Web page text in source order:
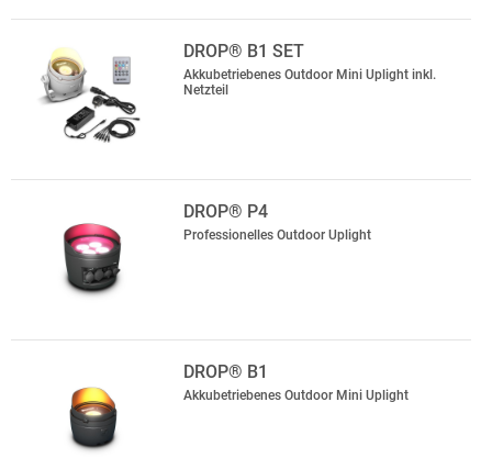
DROP® B1 SET
Akkubetriebenes Outdoor Mini Uplight inkl.
Netzteil
DROP® P4
Professionelles Outdoor Uplight
DROP® B1
Akkubetriebenes Outdoor Mini Uplight